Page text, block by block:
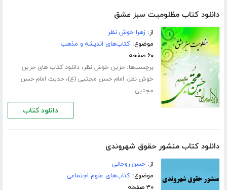
دانلود کتاب مظلومیت سبز عشق
از:زهرا خوش نظر
موضوع:کتاب‌های اندیشه و مذهب
۶۰ صفحه
برچسب‌ها:حزین خوش نظر،دانلود کتاب های حزین
خوش نظر، امام حسن مجتبی (ع)،حدیث امام حسن
مجتبی
دانلود کتاب
دانلود کتاب منشور حقوق شهروندی
از:حسن روحانی
موضوع:کتاب‌های علوم اجتماعی
۳۰ صفحه